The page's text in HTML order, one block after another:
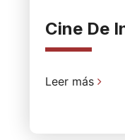
Cine De
Leer más